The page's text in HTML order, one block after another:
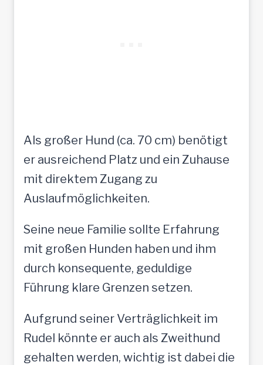
Als großer Hund (ca. 70 cm) benötigt
er ausreichend Platz und ein Zuhause
mit direktem Zugang zu
Auslaufmöglichkeiten.
Seine neue Familie sollte Erfahrung
mit großen Hunden haben und ihm
durch konsequente, geduldige
Führung klare Grenzen setzen.
Aufgrund seiner Verträglichkeit im
Rudel könnte er auch als Zweithund
gehalten werden, wichtig ist dabei die